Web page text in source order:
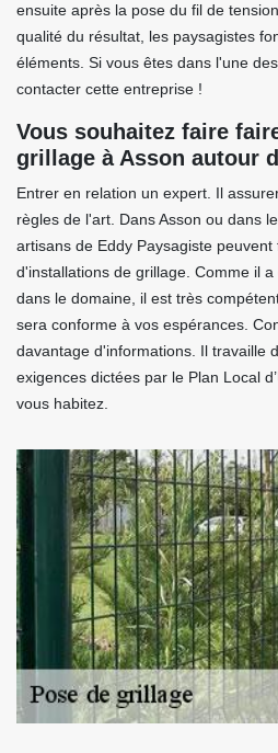
ensuite après la pose du fil de
qualité du résultat, les paysagistes
éléments. Si vous êtes dans l'une
contacter cette entreprise !
Vous souhaitez faire
grillage à Asson autour
Entrer en relation un expert. Il
règles de l'art. Dans Asson ou dans
artisans de Eddy Paysagiste
d'installations de grillage. Comme il
dans le domaine, il est très
sera conforme à vos espérances.
davantage d'informations. Il travaille
exigences dictées par le Plan Local
vous habitez.